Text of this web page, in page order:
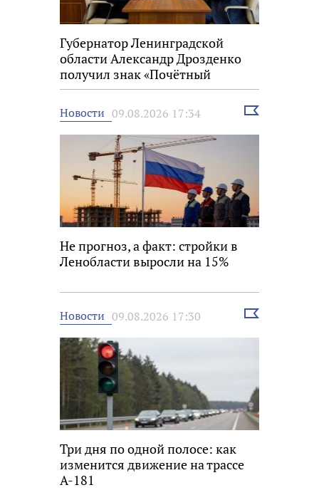
Губернатор Ленинградской
области Александр Дрозденко
получил знак «Почётный
строитель России»
Новости 09.08.2026 17:34
Выбрать
Не прогноз, а факт: стройки в
Ленобласти выросли на 15%
Новости 09.08.2026 17:30
Выбрать
Три дня по одной полосе: как
изменится движение на трассе
А-181